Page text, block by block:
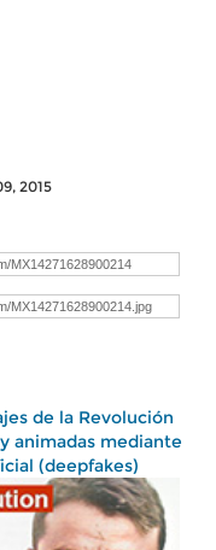
2015
de la Revolución
animadas mediante
(deepfakes)